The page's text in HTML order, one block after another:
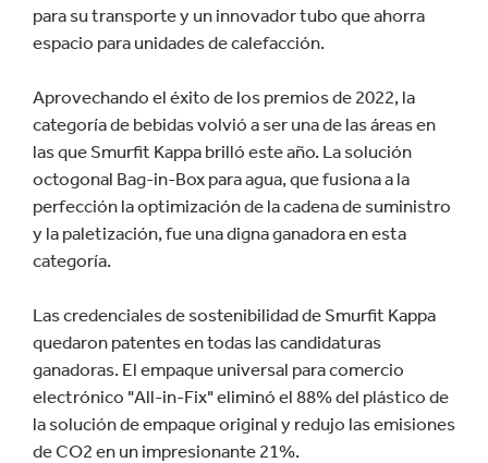
para su transporte y un innovador tubo que ahorra
espacio para unidades de calefacción.
Aprovechando el éxito de los premios de 2022, la
categoría de bebidas volvió a ser una de las áreas en
las que Smurfit Kappa brilló este año. La solución
octogonal Bag-in-Box para agua, que fusiona a la
perfección la optimización de la cadena de suministro
y la paletización, fue una digna ganadora en esta
categoría.
Las credenciales de sostenibilidad de Smurfit Kappa
quedaron patentes en todas las candidaturas
ganadoras. El empaque universal para comercio
electrónico "All-in-Fix" eliminó el 88% del plástico de
la solución de empaque original y redujo las emisiones
de CO2 en un impresionante 21%.